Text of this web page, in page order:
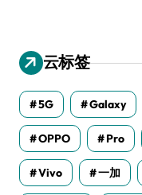
云标签
5G Galaxy
OPPO Pro
Vivo 一加